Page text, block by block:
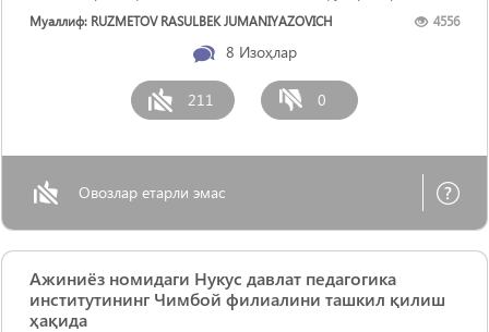
Муаллиф: RUZMETOV RASULBEK JUMANIYAZOVICH 4556
8 Изоҳлар
211 0
Овозлар етарли эмас
Ажиниёз номидаги Нукус давлат педагогика
институтининг Чимбой филиалини ташкил қилиш
ҳақида